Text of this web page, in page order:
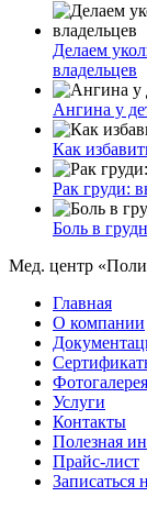
Делаем
владельцев
Ангина у
Как
Рак груди:
Боль в
Мед. центр
Главная
О компании
Фотогалерея
Услуги
Контакты
Полезная
Прайс-лист
Записаться